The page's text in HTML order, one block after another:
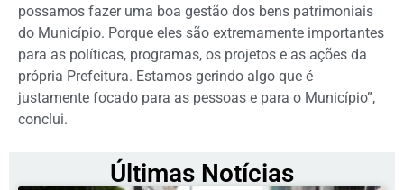
possamos fazer uma boa gestão dos bens patrimoniais
do Município. Porque eles são extremamente importantes
para as políticas, programas, os projetos e as ações da
própria Prefeitura. Estamos gerindo algo que é
justamente focado para as pessoas e para o Município”,
conclui.
Últimas Notícias